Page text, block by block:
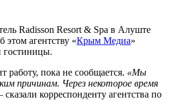
Radisson Resort & Spa в Алуште
этом агентству «Крым Медиа»
гостиницы.
работу, пока не сообщается. «Мы
причинам. Через некоторое время
сказали корреспонденту агентства по